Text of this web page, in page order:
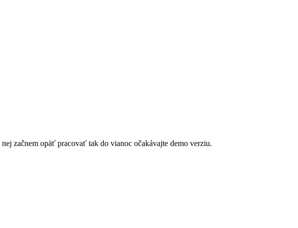
začnem opäť pracovať tak do vianoc očakávajte demo verziu.